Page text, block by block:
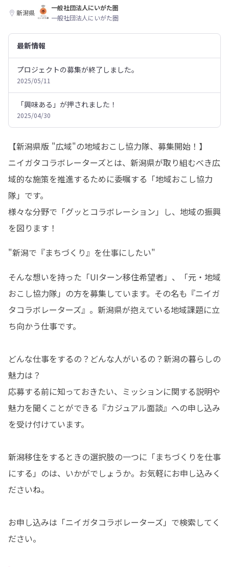
新潟県
一般社団法人にいがた圏
一般社団法人にいがた圏
最新情報
プロジェクトの募集が終了しました。
2025/05/11
「興味ある」が押されました！
2025/04/30
【新潟県版 "広域"の地域おこし協力隊、募集開始！】
ニイガタコラボレーターズとは、新潟県が取り組むべき広
域的な施策を推進するために委嘱する「地域おこし協力
隊」です。
様々な分野で「グッとコラボレーション」し、地域の振興
を図ります！
"新潟で『まちづくり』を仕事にしたい"
そんな想いを持った「UIターン移住希望者」、「元・地域
おこし協力隊」の方を募集しています。その名も『ニイガ
タコラボレーターズ』。新潟県が抱えている地域課題に立
ち向かう仕事です。
どんな仕事をするの？どんな人がいるの？新潟の暮らしの
魅力は？
応募する前に知っておきたい、ミッションに関する説明や
魅力を聞くことができる『カジュアル面談』への申し込み
を受け付けています。
新潟移住をするときの選択肢の一つに「まちづくりを仕事
にする」のは、いかがでしょうか。お気軽にお申し込みく
ださいね。
お申し込みは「ニイガタコラボレーターズ」で検索してく
ださい。